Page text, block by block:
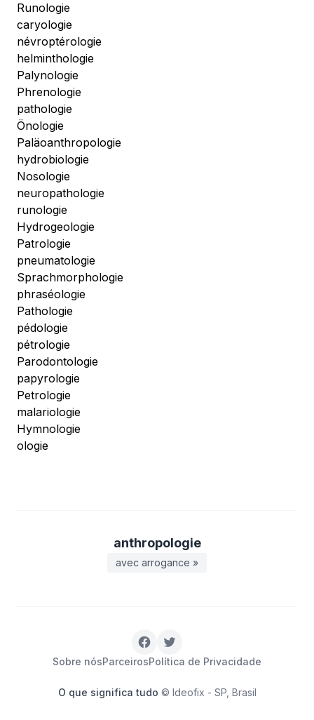
Runologie
caryologie
névroptérologie
helminthologie
Palynologie
Phrenologie
pathologie
Önologie
Paläoanthropologie
hydrobiologie
Nosologie
neuropathologie
runologie
Hydrogeologie
Patrologie
pneumatologie
Sprachmorphologie
phraséologie
Pathologie
pédologie
pétrologie
Parodontologie
papyrologie
Petrologie
malariologie
Hymnologie
ologie
anthropologie
avec arrogance »
Sobre nósParceirosPolítica de Privacidade
O que significa tudo © Ideofix - SP, Brasil